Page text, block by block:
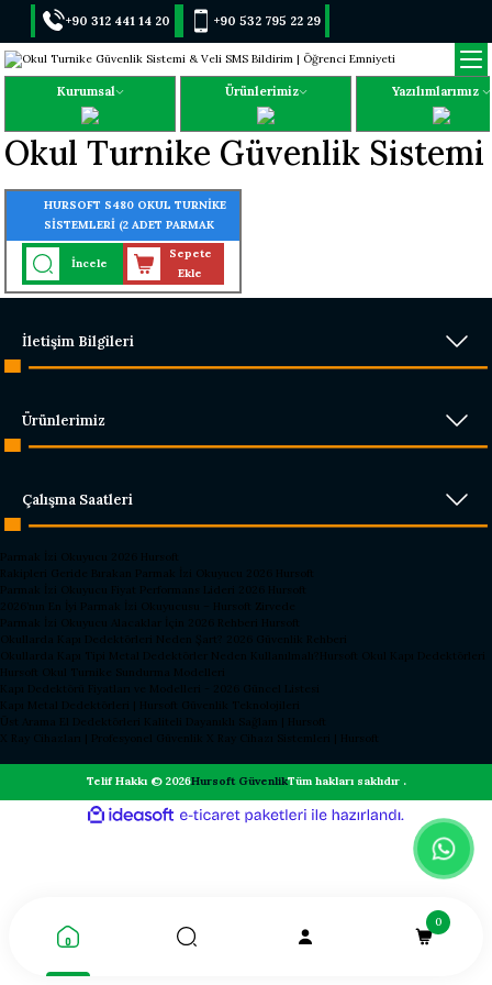
+90 312 441 14 20 +90 532 795 22 29
Kurumsal Ürünlerimiz Yazılımlarımız
Okul Turnike Güvenlik Sistemi
HURSOFT S480 OKUL TURNİKE
SİSTEMLERİ (2 ADET PARMAK
İZLİ KART OKUYUCU
TURNİKEYE MONTELİ)
İncele
Sepete
Ekle
İletişim Bilgileri
Ürünlerimiz
Çalışma Saatleri
Parmak İzi Okuyucu 2026 Hursoft
Rakipleri Geride Bırakan Parmak İzi Okuyucu 2026 Hursoft
Parmak İzi Okuyucu Fiyat Performans Lideri 2026 Hursoft
2026’nın En İyi Parmak İzi Okuyucusu – Hursoft Zirvede
Parmak İzi Okuyucu Alacaklar İçin 2026 Rehberi Hursoft
Okullarda Kapı Dedektörleri Neden Şart? 2026 Güvenlik Rehberi
Okullarda Kapı Tipi Metal Dedektörler Neden Kullanılmalı?Hursoft Okul Kapı Dedektörleri
Hursoft Okul Turnike Sundurma Modelleri
Kapı Dedektörü Fiyatları ve Modelleri - 2026 Güncel Listesi
Kapı Metal Dedektörleri | Hursoft Güvenlik Teknolojileri
Üst Arama El Dedektörleri Kaliteli Dayanıklı Sağlam | Hursoft
X Ray Cihazları | Profesyonel Güvenlik X Ray Cihazı Sistemleri | Hursoft
Telif Hakkı © 2026Hursoft GüvenlikTüm hakları saklıdır .
0
ideasoft
e-
hazırlandı.